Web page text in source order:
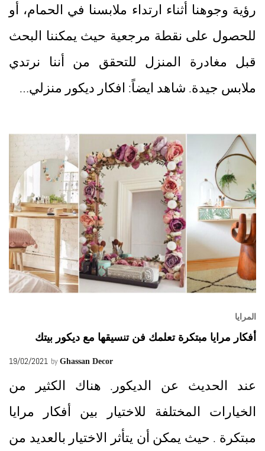
رؤية وجوهنا أثناء ارتداء ملابسنا في الحمام، أو
للحصول على نقطة مرجعية حيث يمكننا البحث
قبل مغادرة المنزل للتحقق من أننا نرتدي
ملابس جيدة. شاهد ايضاً: افكار ديكور منزلي…
المرايا
أفكار مرايا مبتكرة تعلمك فن تنسيقها مع ديكور بيتك
19/02/2021 by Ghassan Decor
عند الحديث عن الديكور. هناك الكثير من
الخيارات المختلفة للاختيار بين أفكار مرايا
مبتكرة . حيث يمكن أن يتأثر الاختيار بالعديد من